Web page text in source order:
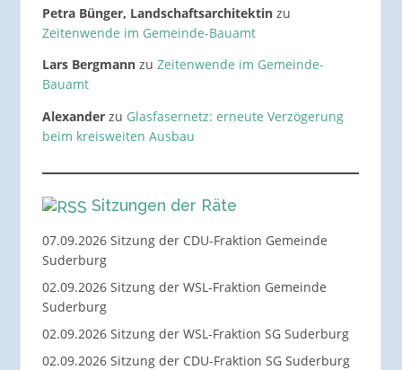
Petra Bünger, Landschaftsarchitektinzu
Zeitenwende im Gemeinde-Bauamt
Lars Bergmannzu Zeitenwende im Gemeinde-
Bauamt
Alexanderzu Glasfasernetz: erneute Verzögerung
beim kreisweiten Ausbau
Sitzungen der Räte
07.09.2026 Sitzung der CDU-Fraktion Gemeinde
Suderburg
02.09.2026 Sitzung der WSL-Fraktion Gemeinde
Suderburg
02.09.2026 Sitzung der WSL-Fraktion SG Suderburg
02.09.2026 Sitzung der CDU-Fraktion SG Suderburg